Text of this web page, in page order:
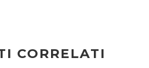
CORRELATI